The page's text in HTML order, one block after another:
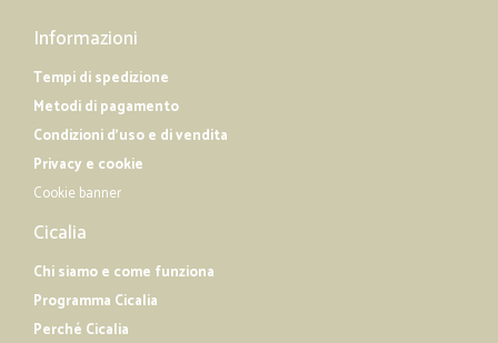
Informazioni
Tempi di spedizione
Metodi di pagamento
Condizioni d'uso e di vendita
Privacy e cookie
Cookie banner
Cicalia
Chi siamo e come funziona
Programma Cicalia
Perché Cicalia